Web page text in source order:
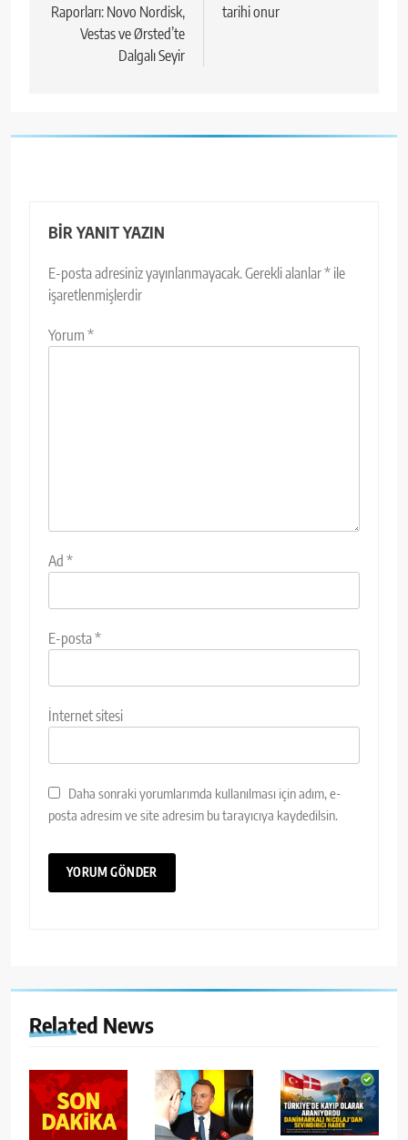
Raporları: Novo Nordisk,
Vestas ve Ørsted’te
Dalgalı Seyir
tarihi onur
BIR YANIT YAZIN
E-posta adresiniz yayınlanmayacak.Gerekli alanlar* ile
işaretlenmişlerdir
Yorum *
Ad *
E-posta*
İnternet sitesi
Daha sonraki yorumlarımda kullanılması için adım, e-
posta adresim ve site adresim bu tarayıcıya kaydedilsin.
Related News